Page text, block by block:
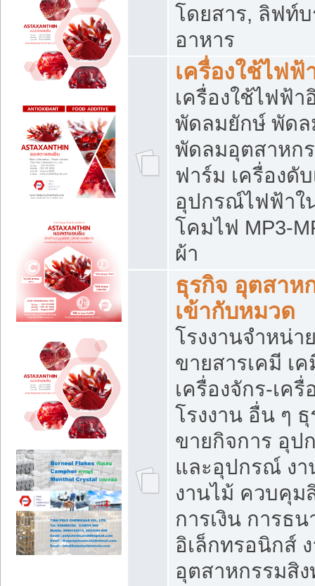
โดยสาร, ลิฟท์
อาหาร
เครื่องใช้ไฟฟ้
เครื่องใช้ไฟฟ้า
พัดลมยักษ์ พัด
พัดลมอุตสาหก
ฟาร์ม เครื่องดั
อุปกรณ์ไฟฟ้าใ
โคมไฟ MP3-
ผ้า
ธุรกิจ อุตสาห
เข้ากับหมวด
โรงงานจำหน่
ขายสารเคมี เ
เครื่องจักร-เค
โรงงาน อื่น ๆ
ขายกิจการ อุป
และอุปกรณ์ ง
งานไม้ ควบคุม
การเงิน การธ
อิเล็กทรอนิกส์
อุตสาหกรรมสิ